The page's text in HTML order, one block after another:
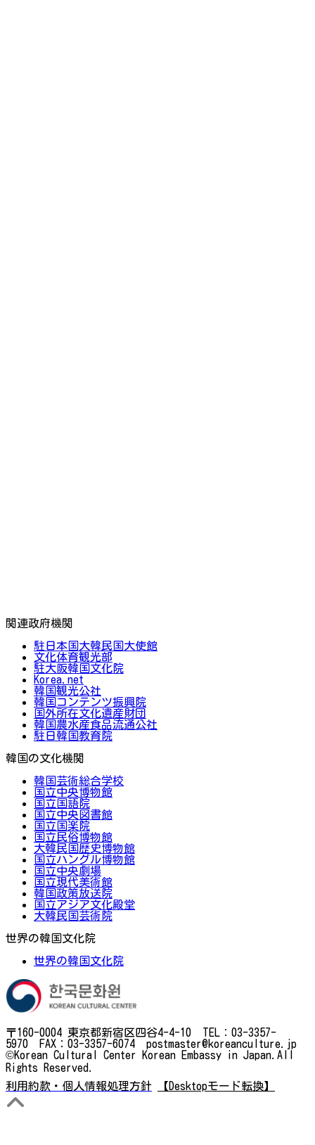
関連政府機関
駐日本国大韓民国大使館
文化体育観光部
駐大阪韓国文化院
Korea.net
韓国観光公社
韓国コンテンツ振興院
国外所在文化遺産財団
韓国農水産食品流通公社
駐日韓国教育院
韓国の文化機関
韓国芸術総合学校
国立中央博物館
国立国語院
国立中央図書館
国立国楽院
国立民俗博物館
大韓民国歴史博物館
国立ハングル博物館
国立中央劇場
国立現代美術館
韓国政策放送院
国立アジア文化殿堂
大韓民国芸術院
世界の韓国文化院
世界の韓国文化院
〒160-0004 東京都新宿区四谷4-4-10 TEL：03-3357-
5970 FAX：03-3357-6074 postmaster@koreanculture.jp
©Korean Cultural Center Korean Embassy in Japan.All
Rights Reserved.
利用約款・個人情報処理方針
【Desktopモード転換】